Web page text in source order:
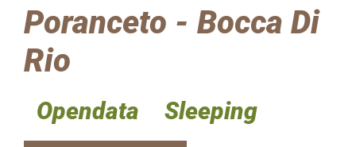
Poranceto - Bocca Di
Rio
Opendata
Sleeping